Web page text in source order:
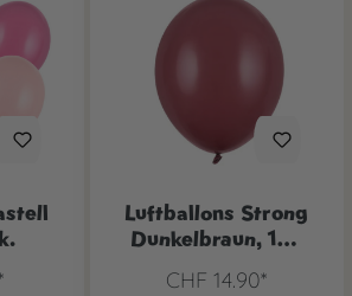
Luftballons Strong
Dunkelbraun, 100
CHF 14.90*